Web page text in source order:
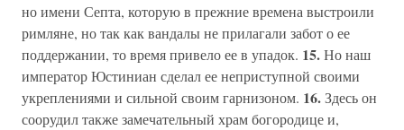
но имени Септа, которую в прежние времена выстроили
римляне, но так как вандалы не прилагали забот о ее
поддержании, то время привело ее в упадок. 15.Но наш
император Юстиниан сделал ее неприступной своими
укреплениями и сильной своим гарнизоном. 16.Здесь он
соорудил также замечательный храм богородице и,